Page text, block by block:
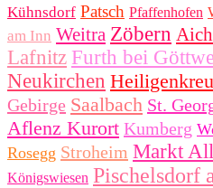
Kühnsdorf Patsch Pfaffenhofen
am Inn Weitra Zöbern
Lafnitz Furth bei
Neukirchen
Gebirge Saalbach St.
Aflenz Kurort Kumberg
Rosegg Stroheim Markt
Königswiesen Pischelsdorf